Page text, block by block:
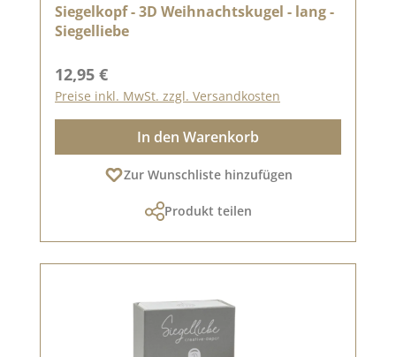
Siegelkopf - 3D Weihnachtskugel - lang -
Siegelliebe
Regulärer Preis:
12,95 €
Preise inkl. MwSt. zzgl. Versandkosten
In den Warenkorb
Zur Wunschliste hinzufügen
Produkt teilen